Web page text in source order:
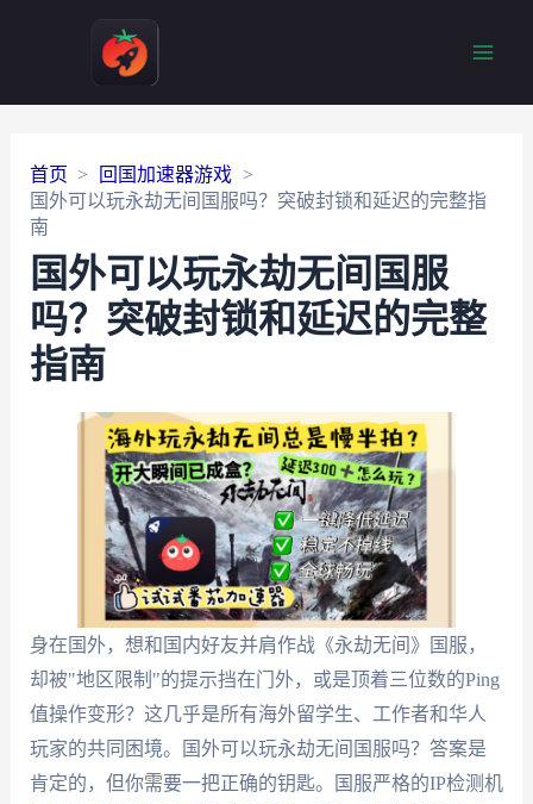
首页
回国加速器游戏
国外可以玩永劫无间国服吗？突破封锁和延迟的完整指
南
国外可以玩永劫无间国服
吗？突破封锁和延迟的完整
指南
身在国外，想和国内好友并肩作战《永劫无间》国服，
却被"地区限制"的提示挡在门外，或是顶着三位数的Ping
值操作变形？这几乎是所有海外留学生、工作者和华人
玩家的共同困境。国外可以玩永劫无间国服吗？答案是
肯定的，但你需要一把正确的钥匙。国服严格的IP检测机